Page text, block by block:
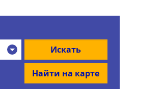
Искать
Найти на карте